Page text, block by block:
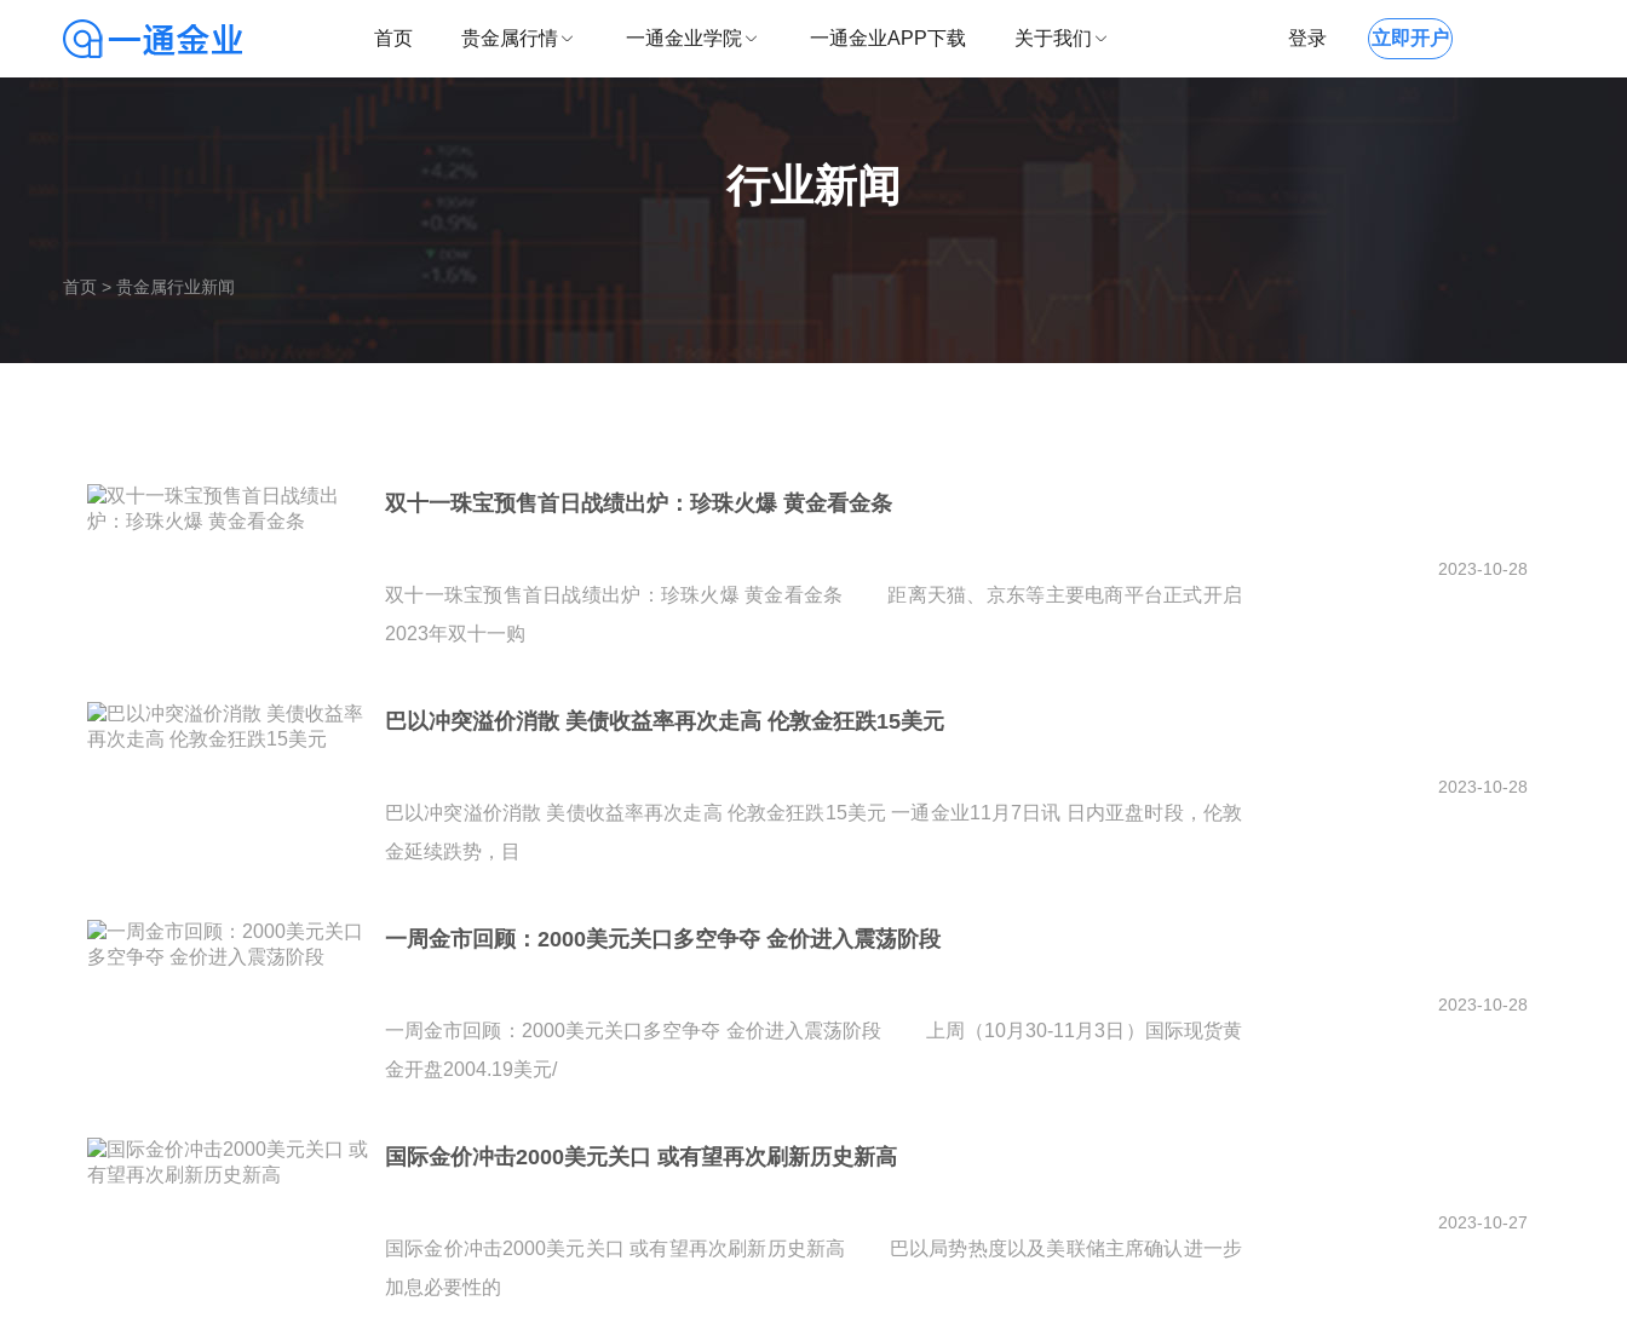
首页 贵金属行情 一通金业学院 一通金业APP下载 关于我们 登录 立即开户
行业新闻
首页 > 贵金属行业新闻
双十一珠宝预售首日战绩出炉：珍珠火爆 黄金看金条
双十一珠宝预售首日战绩出炉：珍珠火爆 黄金看金条 距离天猫、京东等主要电商平台正式开启
2023年双十一购
2023-10-28
巴以冲突溢价消散 美债收益率再次走高 伦敦金狂跌15美元
巴以冲突溢价消散 美债收益率再次走高 伦敦金狂跌15美元 一通金业11月7日讯 日内亚盘时段，伦敦
金延续跌势，目
2023-10-28
一周金市回顾：2000美元关口多空争夺 金价进入震荡阶段
一周金市回顾：2000美元关口多空争夺 金价进入震荡阶段 上周（10月30-11月3日）国际现货黄
金开盘2004.19美元/
2023-10-28
国际金价冲击2000美元关口 或有望再次刷新历史新高
国际金价冲击2000美元关口 或有望再次刷新历史新高 巴以局势热度以及美联储主席确认进一步
加息必要性的
2023-10-27